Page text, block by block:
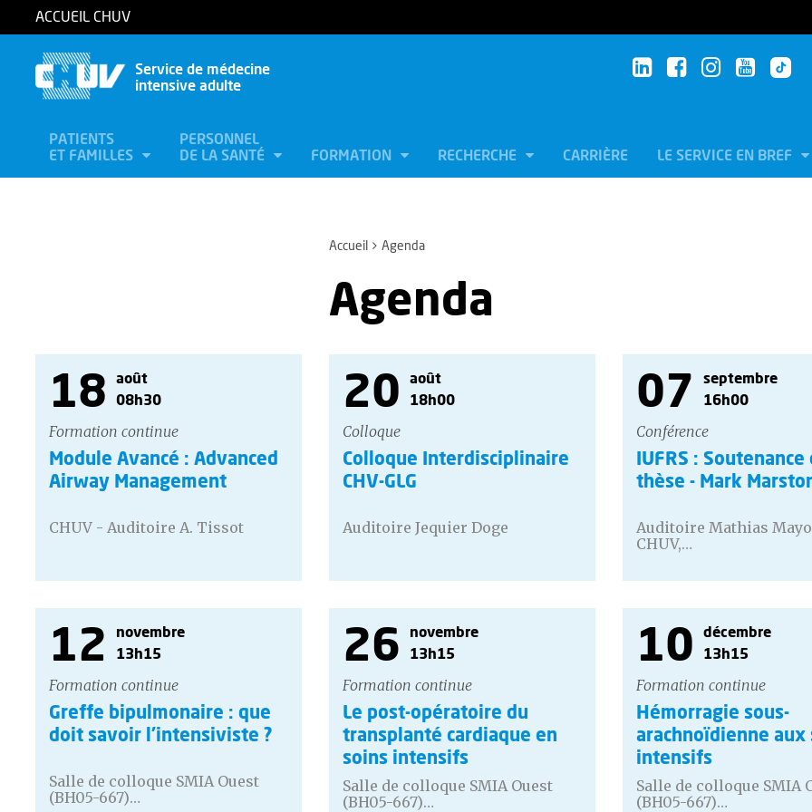
ACCUEIL CHUV
Service de médecine
intensive adulte
PATIENTS
ET FAMILLES
PERSONNEL
DE LA SANTÉ
FORMATION RECHERCHE CARRIÈRE LE SERVICE EN BREF
Accueil Agenda
Agenda
18
août
08h30
Formation continue
Module Avancé : Advanced
Airway Management
CHUV - Auditoire A. Tissot
20
août
18h00
Colloque
Colloque Interdisciplinaire
CHV-GLG
Auditoire Jequier Doge
07
septembre
16h00
Conférence
IUFRS : Soutenance
thèse - Mark
Auditoire Mathias
CHUV,…
12
novembre
13h15
Formation continue
Greffe bipulmonaire : que
doit savoir l'intensiviste ?
Salle de colloque SMIA Ouest
(BH05-667)…
26
novembre
13h15
Formation continue
Le post-opératoire du
transplanté cardiaque en
soins intensifs
Salle de colloque SMIA Ouest
(BH05-667)…
10
décembre
13h15
Formation continue
Hémorragie sous-
arachnoïdienne aux
intensifs
Salle de colloque SMIA
(BH05-667)…